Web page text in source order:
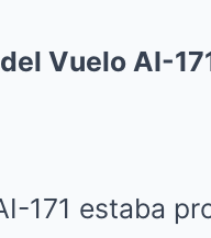
Vuelo AI-
171 estaba